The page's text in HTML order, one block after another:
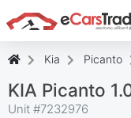
Установите
добавьте его на
Kia Picanto
KIA Picanto
Unit #7232976